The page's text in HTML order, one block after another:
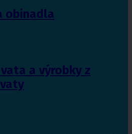
obinadla
a výrobky z